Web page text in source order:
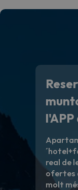
real de
ofertes
molt